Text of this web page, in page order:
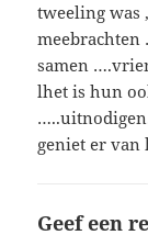
tweeling was
samen
lhet is hun
geniet er
Geef een